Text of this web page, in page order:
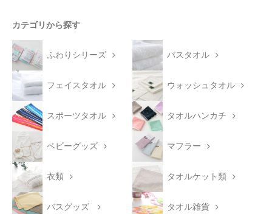
カテゴリから探す
ふわりシリーズ バスタオル
フェイスタオル ウォッシュタオル
スポーツタオル タオルハンカチ
ベビーグッズ マフラー
衣類 タオルケット類
バスグッズ タオル雑貨